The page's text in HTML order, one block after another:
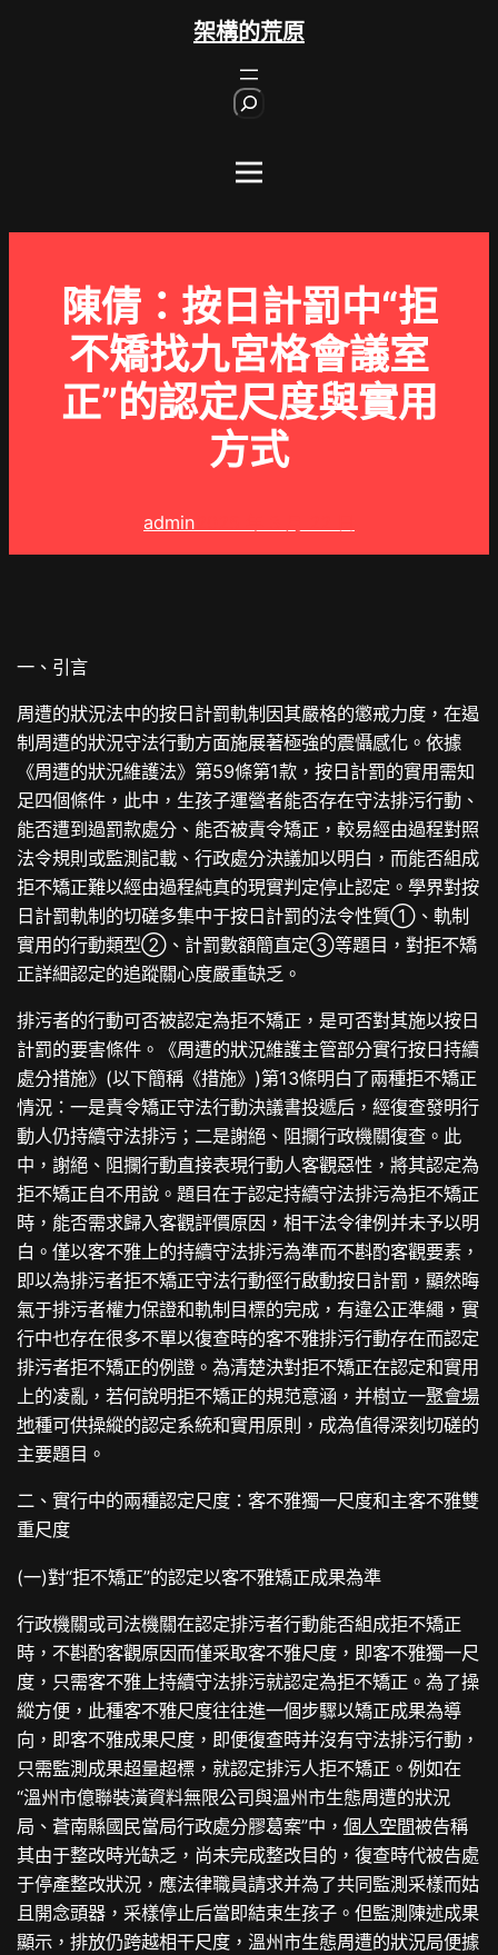
架構的荒原
陳倩：按日計罰中“拒
不矯找九宮格會議室
正”的認定尺度與實用
方式
admin
一、引言
周遭的狀況法中的按日計罰軌制因其嚴格的懲戒力度，在遏
制周遭的狀況守法行動方面施展著極強的震懾感化。依據
《周遭的狀況維護法》第59條第1款，按日計罰的實用需知
足四個條件，此中，生孩子運營者能否存在守法排污行動、
能否遭到過罰款處分、能否被責令矯正，較易經由過程對照
法令規則或監測記載、行政處分決議加以明白，而能否組成
拒不矯正難以經由過程純真的現實判定停止認定。學界對按
日計罰軌制的切磋多集中于按日計罰的法令性質①、軌制
實用的行動類型②、計罰數額簡直定③等題目，對拒不矯
正詳細認定的追蹤關心度嚴重缺乏。
排污者的行動可否被認定為拒不矯正，是可否對其施以按日
計罰的要害條件。《周遭的狀況維護主管部分實行按日持續
處分措施》(以下簡稱《措施》)第13條明白了兩種拒不矯正
情況：一是責令矯正守法行動決議書投遞后，經復查發明行
動人仍持續守法排污；二是謝絕、阻攔行政機關復查。此
中，謝絕、阻攔行動直接表現行動人客觀惡性，將其認定為
拒不矯正自不用說。題目在于認定持續守法排污為拒不矯正
時，能否需求歸入客觀評價原因，相干法令律例并未予以明
白。僅以客不雅上的持續守法排污為準而不斟酌客觀要素，
即以為排污者拒不矯正守法行動徑行啟動按日計罰，顯然晦
氣于排污者權力保證和軌制目標的完成，有違公正準繩，實
行中也存在很多不單以復查時的客不雅排污行動存在而認定
排污者拒不矯正的例證。為清楚決對拒不矯正在認定和實用
上的凌亂，若何說明拒不矯正的規范意涵，并樹立一聚會場
地種可供操縱的認定系統和實用原則，成為值得深刻切磋的
主要題目。
二、實行中的兩種認定尺度：客不雅獨一尺度和主客不雅雙
重尺度
(一)對“拒不矯正”的認定以客不雅矯正成果為準
行政機關或司法機關在認定排污者行動能否組成拒不矯正
時，不斟酌客觀原因而僅采取客不雅尺度，即客不雅獨一尺
度，只需客不雅上持續守法排污就認定為拒不矯正。為了操
縱方便，此種客不雅尺度往往進一個步驟以矯正成果為導
向，即客不雅成果尺度，即便復查時并沒有守法排污行動，
只需監測成果超量超標，就認定排污人拒不矯正。例如在
“溫州市億聯裝潢資料無限公司與溫州市生態周遭的狀況
局、蒼南縣國民當局行政處分膠葛案”中，個人空間被告稱
其由于整改時光缺乏，尚未完成整改目的，復查時代被告處
于停產整改狀況，應法律職員請求并為了共同監測采樣而姑
且開念頭器，采樣停止后當即結束生孩子。但監測陳述成果
顯示，排放仍跨越相干尺度，溫州市生態周遭的狀況局便據